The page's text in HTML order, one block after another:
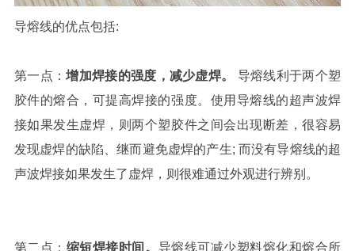
导熔线的优点包括:
第一点：增加焊接的强度，减少虚焊。
导熔线利于两个塑
胶件的熔合，可提高焊接的强度。使用导熔线的超声波焊
接如果发生虚焊，则两个塑胶件之间会出现断差，很容易
发现虚焊的缺陷、继而避免虚焊的产生; 而没有导熔线的超
声波焊接如果发生了虚焊，则很难通过外观进行辨别。
第二点： 缩短焊接时间。 导熔线可减少塑料熔化和熔合所